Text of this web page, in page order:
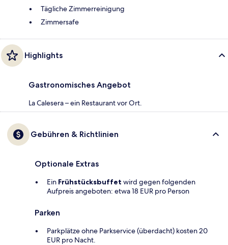
Tägliche Zimmerreinigung
Zimmersafe
Highlights
Gastronomisches Angebot
La Calesera – ein Restaurant vor Ort.
Gebühren & Richtlinien
Optionale Extras
Ein Frühstücksbuffet wird gegen folgenden
Aufpreis angeboten: etwa 18 EUR pro Person
Parken
Parkplätze ohne Parkservice (überdacht) kosten 20
EUR pro Nacht.